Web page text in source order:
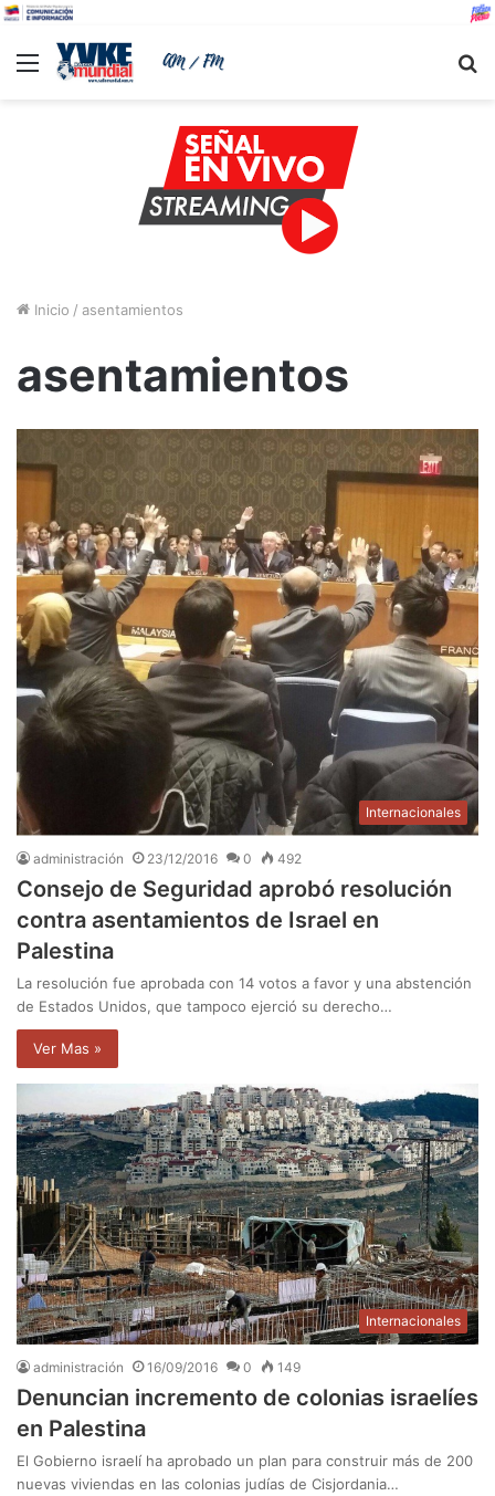
Menu
Inicio / asentamientos
asentamientos
Internacionales
administración 23/12/2016 0 492
Consejo de Seguridad aprobó resolución
contra asentamientos de Israel en
Palestina
La resolución fue aprobada con 14 votos a favor y una abstención
de Estados Unidos, que tampoco ejerció su derecho…
Ver Mas »
Internacionales
administración 16/09/2016 0 149
Denuncian incremento de colonias israelíes
en Palestina
El Gobierno israelí ha aprobado un plan para construir más de 200
nuevas viviendas en las colonias judías de Cisjordania…